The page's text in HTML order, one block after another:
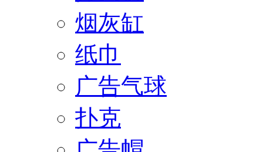
烟灰缸
纸巾
广告气球
扑克